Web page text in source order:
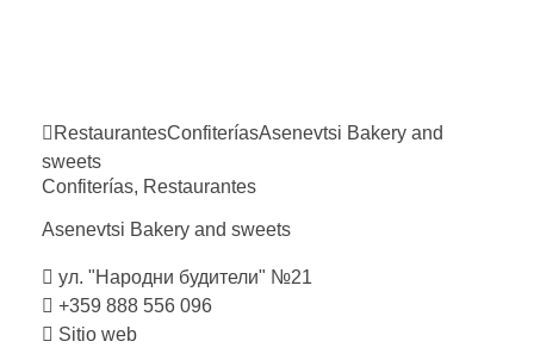
RestaurantesConfiteríasAsenevtsi Bakery and
sweets
Confiterías, Restaurantes
Asenevtsi Bakery and sweets
ул. "Народни будители" №21
+359 888 556 096
Sitio web